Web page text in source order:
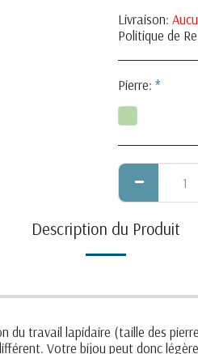
Livraison:
Politique de
Pierre: *
Description du Produit
travail lapidaire (taille des
Votre bijou peut donc